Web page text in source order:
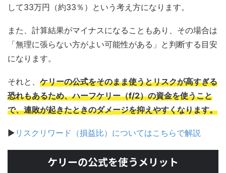
して33万円（約33％）という考え方になります。
また、計算結果がマイナスになることもあり、その場合は
「無理に張らない方がよい可能性がある」と判断する目安
になります。
それと、 ケリーの公式をそのまま使うとリスクが高すぎる
恐れもあるため、ハーフケリー（f/2）の資金を使うこと
で、連敗が起きたときのダメージを抑えやすくなります。
▶ リスクリワード（損益比）についてはこちらで解説
ケリーの公式を使うメリット